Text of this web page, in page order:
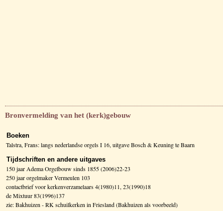
Bronvermelding van het (kerk)gebouw
Boeken
Talstra, Frans: langs nederlandse orgels I 16, uitgave Bosch & Keuning te Baarn
Tijdschriften en andere uitgaves
150 jaar Adema Orgelbouw sinds 1855 (2006)22-23
250 jaar orgelmaker Vermeulen 103
contactbrief voor kerkenverzamelaars 4(1980)11, 23(1990)18
de Mixtuur 83(1996)137
zie: Bakhuizen - RK schuilkerken in Friesland (Bakhuizen als voorbeeld)